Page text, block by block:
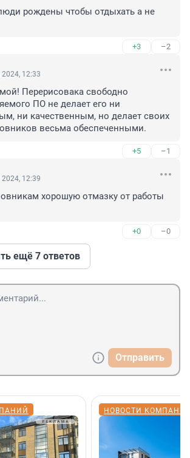
рождены чтобы отдыхать а не
+3 –2
12:33
Перерисовака свободно
ПО не делает его ни
ни качественным, но делает своих
весьма обеспеченными.
+5 –1
12:39
хорошую отмазку от работы
+0 –0
ещё 7 ответов
Отправить
НОВОСТИ